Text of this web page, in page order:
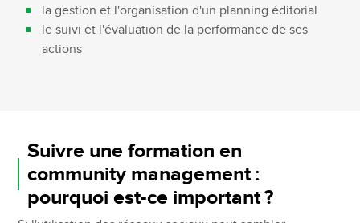
la gestion et l'organisation d'un planning éditorial
le suivi et l'évaluation de la performance de ses
actions
Suivre une formation en
community management :
pourquoi est-ce important ?